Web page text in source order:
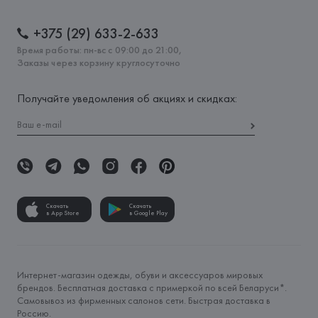
+375 (29) 633-2-633
Время работы: пн-вс с 09:00 до 21:00,
Заказы через корзину круглосуточно
Получайте уведомления об акциях и скидках:
Скачать
в App Store
Скачать
в Google Play
Интернет-магазин одежды, обуви и аксессуаров мировых
брендов. Бесплатная доставка с примеркой по всей Беларуси*.
Самовывоз из фирменных салонов сети. Быстрая доставка в
Россию.